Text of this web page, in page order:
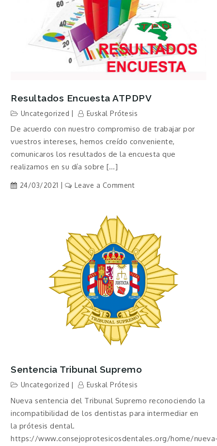
Resultados Encuesta ATPDPV
Uncategorized Euskal Prótesis
De acuerdo con nuestro compromiso de trabajar por
vuestros intereses, hemos creído conveniente,
comunicaros los resultados de la encuesta que
realizamos en su día sobre […]
24/03/2021 Leave a Commenton
Sentencia Tribunal Supremo
Uncategorized Euskal Prótesis
Nueva sentencia del Tribunal Supremo reconociendo la
incompatibilidad de los dentistas para intermediar en
la prótesis dental.
https://www.consejoprotesicosdentales.org/home/